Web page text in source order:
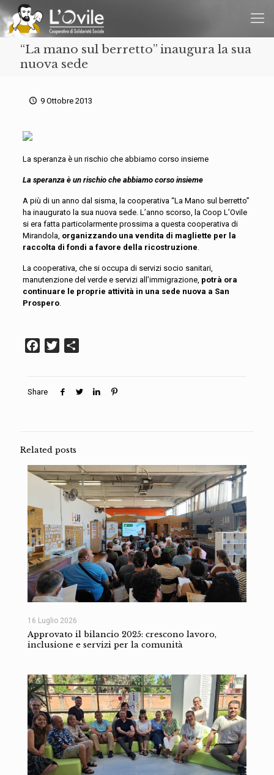
“La mano sul berretto” inaugura la sua
nuova sede
9 Ottobre 2013
La speranza è un rischio che abbiamo corso insieme
La speranza è un rischio che abbiamo corso insieme
A più di un anno dal sisma, la cooperativa “La Mano sul berretto”
ha inaugurato la sua nuova sede. L’anno scorso, la Coop L’Ovile
si era fatta particolarmente prossima a questa cooperativa di
Mirandola, organizzando una vendita di magliette per la
raccolta di fondi a favore della ricostruzione.
La cooperativa, che si occupa di servizi socio sanitari,
manutenzione del verde e servizi all’immigrazione, potrà ora
continuare le proprie attività in una sede nuova a San
Prospero.
Facebook
Twitter
Share
Related posts
16 Luglio 2026
Approvato il bilancio 2025: crescono lavoro,
inclusione e servizi per la comunità